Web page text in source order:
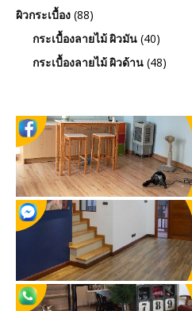
ผิวกระเบื้อง (88)
กระเบื้องลายไม้ ผิวมัน (40)
กระเบื้องลายไม้ ผิวด้าน (48)